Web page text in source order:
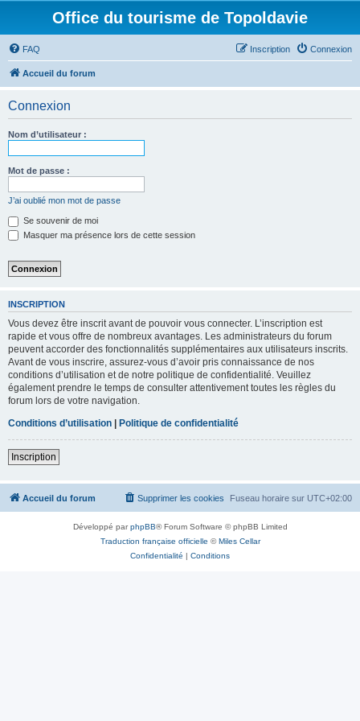
Office du tourisme de Topoldavie
FAQ Connexion
Inscription
Accueil du forum
Connexion
Nom d’utilisateur :
Mot de passe :
J’ai oublié mon mot de passe
Se souvenir de moi
Masquer ma présence lors de cette session
INSCRIPTION
Vous devez être inscrit avant de pouvoir vous connecter. L’inscription est
rapide et vous offre de nombreux avantages. Les administrateurs du forum
peuvent accorder des fonctionnalités supplémentaires aux utilisateurs inscrits.
Avant de vous inscrire, assurez-vous d’avoir pris connaissance de nos
conditions d’utilisation et de notre politique de confidentialité. Veuillez
également prendre le temps de consulter attentivement toutes les règles du
forum lors de votre navigation.
Conditions d’utilisation | Politique de confidentialité
Inscription
Accueil du forum Fuseau horaire sur UTC+02:00
Supprimer les cookies
Développé parphpBB® Forum Software © phpBB Limited
Traduction française officielle ©Miles Cellar
Confidentialité | Conditions